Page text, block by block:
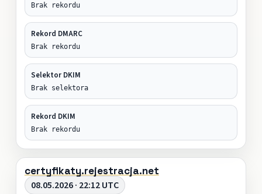
Brak rekordu
Rekord DMARC
Brak rekordu
Selektor DKIM
Brak selektora
Rekord DKIM
Brak rekordu
certyfikaty.rejestracja.net
08.05.2026 · 22:12 UTC